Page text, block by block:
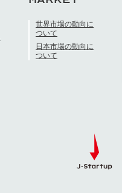
世界市場の動向に
ついて
日本市場の動向に
ついて